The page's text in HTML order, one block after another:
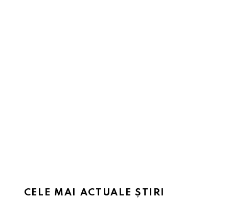
CELE MAI ACTUALE ȘTIRI